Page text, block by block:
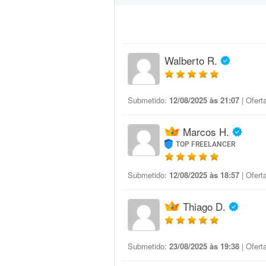
Walberto R.
Submetido: 12/08/2025 às 21:07 |
Marcos H.
TOP FREELANCER
Submetido: 12/08/2025 às 18:57 |
Thiago D.
Submetido: 23/08/2025 às 19:38 |